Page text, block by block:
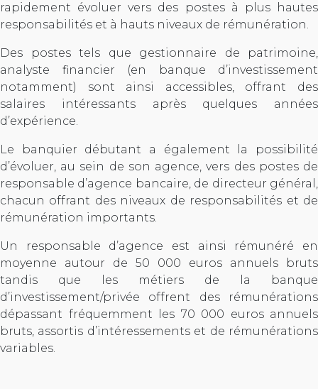
rapidement évoluer vers des postes à plus hautes
responsabilités et à hauts niveaux de rémunération.
Des postes tels que gestionnaire de patrimoine,
analyste financier (en banque d’investissement
notamment) sont ainsi accessibles, offrant des
salaires intéressants après quelques années
d’expérience.
Le banquier débutant a également la possibilité
d’évoluer, au sein de son agence, vers des postes de
responsable d’agence bancaire, de directeur général,
chacun offrant des niveaux de responsabilités et de
rémunération importants.
Un responsable d’agence est ainsi rémunéré en
moyenne autour de 50 000 euros annuels bruts
tandis que les métiers de la banque
d’investissement/privée offrent des rémunérations
dépassant fréquemment les 70 000 euros annuels
bruts, assortis d’intéressements et de rémunérations
variables.